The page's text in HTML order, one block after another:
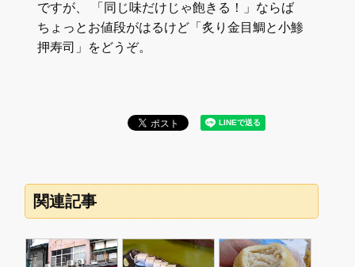
ですが、 「同じ味だけじゃ飽きる！」ならば
ちょっとお値段がはるけど「炙り金目鯛と小鯵
押寿司」をどうぞ。
関連記事